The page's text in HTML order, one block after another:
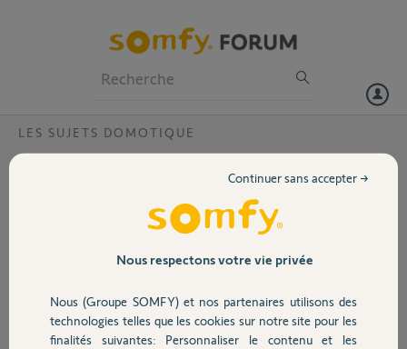
Volet
Sécurité
LES SUJETS DOMOTIQUE
Gestion affichage conso élec sous Tahoma
Avec un Capteur d’énergie Somfy réf. 1822455 et une PàC double
Tahoma il y a un affichage séparé des consommations électriques :
autres postes (ex: radiateurs électriques ou ballon d'eau chaude
additionnels) d'un autre côté?
Nous respectons votre vie privée
Nous (Groupe SOMFY) et nos partenaires utilisons des
technologies telles que les cookies sur notre site pour les
finalités suivantes: Personnaliser le contenu et les
Continuer sans accepter →